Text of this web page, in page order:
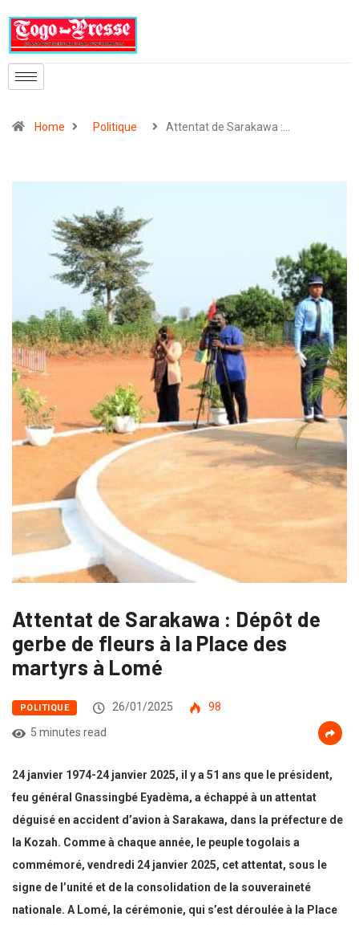
Home Politique Attentat de Sarakawa :…
Attentat de Sarakawa : Dépôt de
gerbe de fleurs à la Place des
martyrs à Lomé
POLITIQUE 26/01/2025
98
5 minutes read
24 janvier 1974-24 janvier 2025, il y a 51 ans que le président,
feu général Gnassingbé Eyadèma, a échappé à un attentat
déguisé en accident d’avion à Sarakawa, dans la préfecture de
la Kozah. Comme à chaque année, le peuple togolais a
commémoré, vendredi 24 janvier 2025, cet attentat, sous le
signe de l’unité et de la consolidation de la souveraineté
nationale. A Lomé, la cérémonie, qui s’est déroulée à la Place